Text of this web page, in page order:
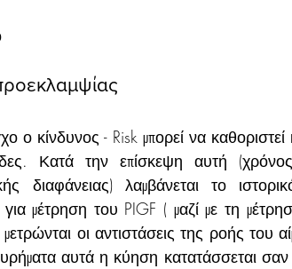
ο κίνδυνος - Risk μπορεί να
Κατά την επίσκεψη αυτή (χρόνος
διαφάνειας) λαμβάνεται το
για μέτρηση του PIGF ( μαζί με τη
οι αντιστάσεις της ροής του
αυτά η κύηση κατατάσσεται